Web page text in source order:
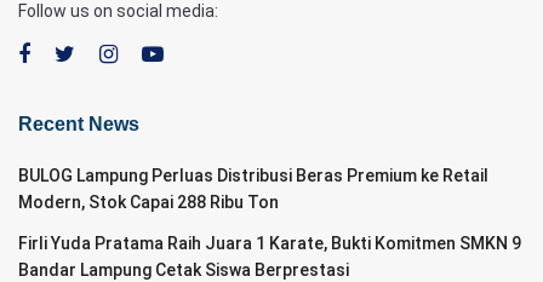
Follow us on social media:
Recent News
BULOG Lampung Perluas Distribusi Beras Premium ke Retail
Modern, Stok Capai 288 Ribu Ton
Firli Yuda Pratama Raih Juara 1 Karate, Bukti Komitmen SMKN 9
Bandar Lampung Cetak Siswa Berprestasi